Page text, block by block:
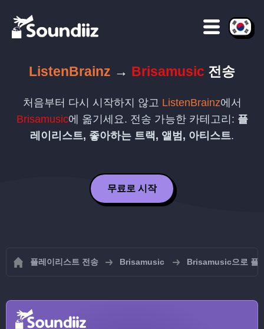
ListenBrainz → Brisamusic 전송
처음부터 다시 시작하지 않고 ListenBrainz에서
Brisamusic에 옮기세요. 전송 가능한 카테고리: 플
레이리스트, 좋아하는 트랙, 앨범, 아티스트.
무료로 시작
플레이리스트 전송 Brisamusic Brisamusic으로 플